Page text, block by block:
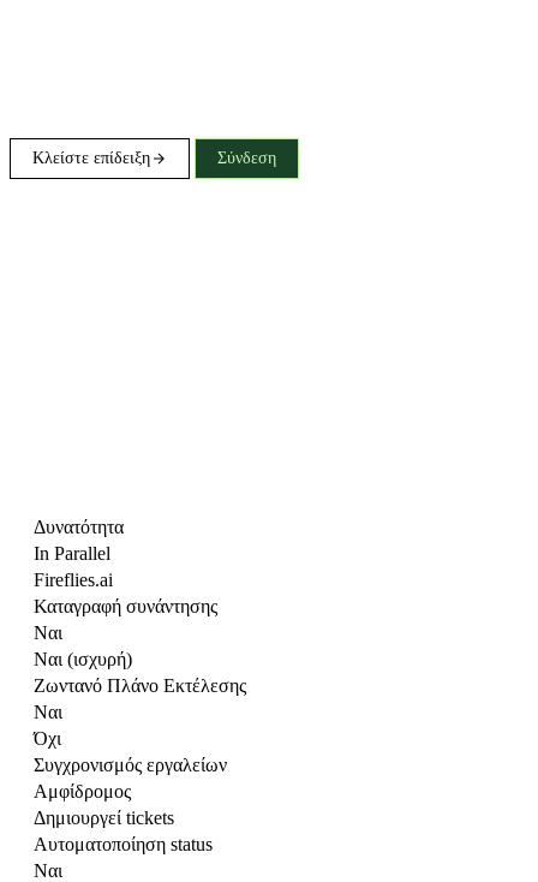
Κλείστε επίδειξη Σύνδεση
Δυνατότητα
In Parallel
Fireflies.ai
Καταγραφή συνάντησης
Ναι
Ναι (ισχυρή)
Ζωντανό Πλάνο Εκτέλεσης
Ναι
Όχι
Συγχρονισμός εργαλείων
Αμφίδρομος
Δημιουργεί tickets
Αυτοματοποίηση status
Ναι